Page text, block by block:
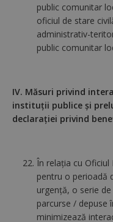
public comunitar
oficiul de stare
administrativ-
public comunitar
IV. Măsuri privind
instituții publice și
declarației privind
În relația cu Oficiul
pentru o perioadă
urgență, o serie
parcurse / depuse
minimizează